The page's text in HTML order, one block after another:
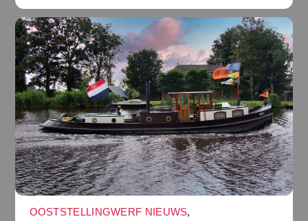
OOSTSTELLINGWERF NIEUWS,